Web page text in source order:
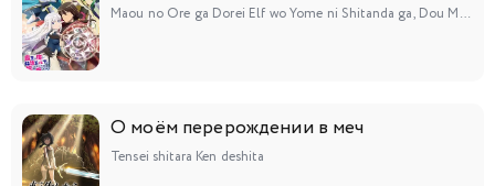
Maou no Ore ga Dorei Elf wo Yome ni Shitanda ga, Dou Medereba Ii?
О моём перерождении в меч
Tensei shitara Ken deshita